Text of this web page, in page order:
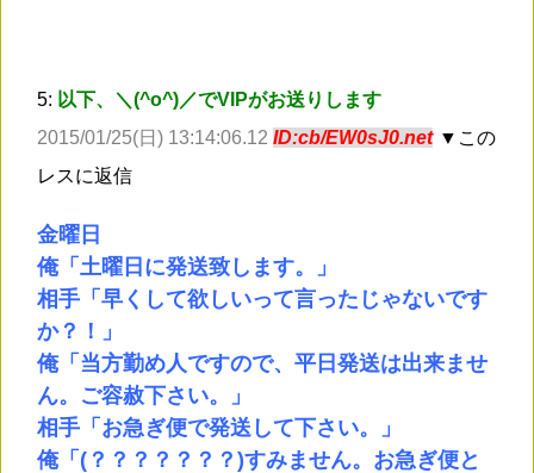
5: 以下、＼(^o^)／でVIPがお送りします
2015/01/25(日) 13:14:06.12 ID:cb/EW0sJ0.net ▼この
レスに返信
金曜日
俺「土曜日に発送致します。」
相手「早くして欲しいって言ったじゃないです
か？！」
俺「当方勤め人ですので、平日発送は出来ませ
ん。ご容赦下さい。」
相手「お急ぎ便で発送して下さい。」
俺「(？？？？？？？)すみません。お急ぎ便と